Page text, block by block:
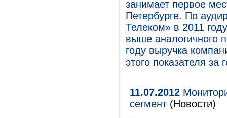
занимает первое
Петербурге. По
Телеком» в 2011
выше аналогичного
году выручка
этого показателя за
11.07.2012
сегмент (Новости)